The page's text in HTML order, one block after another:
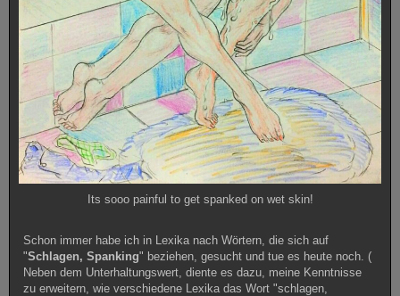
Its sooo painful to get spanked on wet skin!
Schon immer habe ich in Lexika nach Wörtern, die sich auf
"Schlagen, Spanking" beziehen, gesucht und tue es heute noch. (
Neben dem Unterhaltungswert, diente es dazu, meine Kenntnisse
zu erweitern, wie verschiedene Lexika das Wort "schlagen,